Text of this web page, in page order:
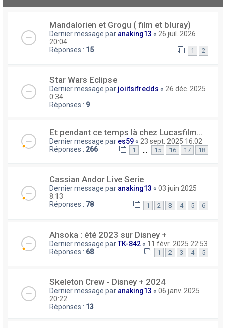
Mandalorien et Grogu ( film et bluray)
Dernier message par anaking13 « 26 juil. 2026
20:04
Réponses : 15 1 2
Star Wars Eclipse
Dernier message par joiitsifredds « 26 déc. 2025
0:34
Réponses : 9
Et pendant ce temps là chez Lucasfilm...
Dernier message par es59 « 23 sept. 2025 16:02
Réponses : 266 1 15 16 17 18
Cassian Andor Live Serie
Dernier message par anaking13 « 03 juin 2025
8:13
Réponses : 78 1 2 3 4 5 6
Ahsoka : été 2023 sur Disney +
Dernier message parTK-842 « 11 févr. 2025 22:53
Réponses : 68 1 2 3 4 5
Skeleton Crew - Disney + 2024
Dernier message par anaking13 « 06 janv. 2025
20:22
Réponses : 13